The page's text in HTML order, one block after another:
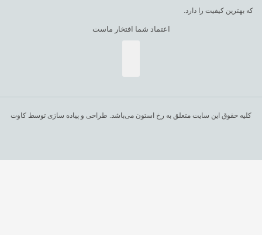
که بهترین کیفیت را دارد.
اعتماد شما افتخار ماست
کلیه حقوق این سایت متعلق به رخ استون می‌باشد. طراحی و پیاده سازی توسط کاوت